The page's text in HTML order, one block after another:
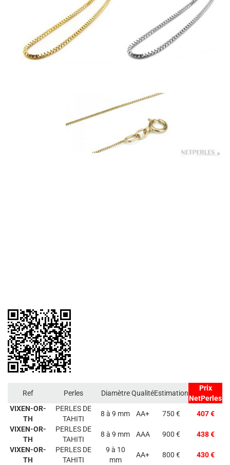
Ref Perles Diamètre QualitéEstimation
Prix
NetPerles
VIXEN-OR-
TH
PERLES DE
TAHITI
8 à 9 mm AA+ 750 €
407 €
VIXEN-OR-
TH
PERLES DE
TAHITI
8 à 9 mm AAA 900 €
438 €
VIXEN-OR-
TH
PERLES DE
TAHITI
9 à 10
mm
AA+ 800 €
430 €